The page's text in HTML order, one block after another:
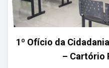
1º Ofício da
– Cartório